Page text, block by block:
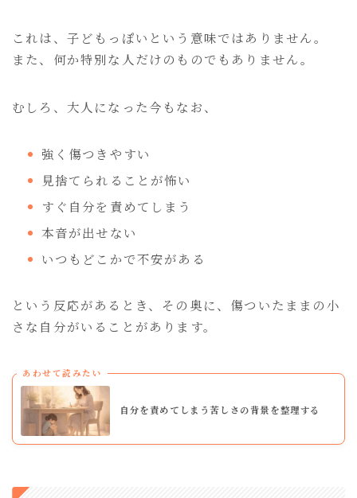
これは、子どもっぽいという意味ではありません。
また、何か特別な人だけのものでもありません。
むしろ、大人になった今もなお、
強く傷つきやすい
見捨てられることが怖い
すぐ自分を責めてしまう
本音が出せない
いつもどこかで不安がある
という反応があるとき、その奥に、傷ついたままの小
さな自分がいることがあります。
あわせて読みたい
自分を責めてしまう苦しさの背景を整理する